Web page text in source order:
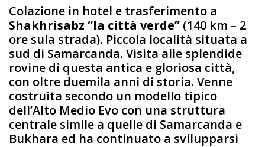
Colazione in hotel e trasferimento a
Shakhrisabz “la città verde” (140 km – 2
ore sula strada). Piccola località situata a
sud di Samarcanda. Visita alle splendide
rovine di questa antica e gloriosa città,
con oltre duemila anni di storia. Venne
costruita secondo un modello tipico
dell’Alto Medio Evo con una struttura
centrale simile a quelle di Samarcanda e
Bukhara ed ha continuato a svilupparsi